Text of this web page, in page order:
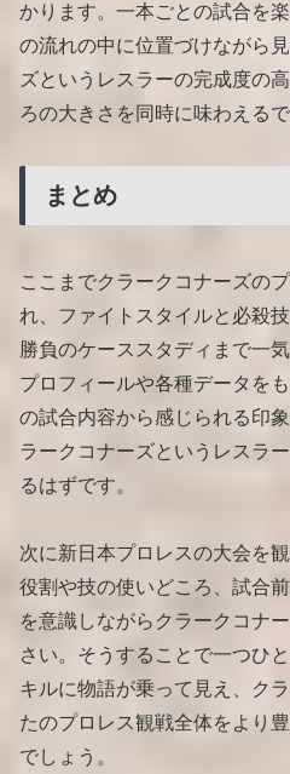
かります。一本ごとの試合を
の流れの中に位置づけながら
ズというレスラーの完成度の
ろの大きさを同時に味わえるで
まとめ
ここまでクラークコナーズの
れ、ファイトスタイルと必殺
勝負のケーススタディまで一
プロフィールや各種データを
の試合内容から感じられる印
ラークコナーズというレスラ
るはずです。
次に新日本プロレスの大会を
役割や技の使いどころ、試合
を意識しながらクラークコナ
さい。そうすることで一つひ
キルに物語が乗って見え、ク
たのプロレス観戦全体をより
でしょう。